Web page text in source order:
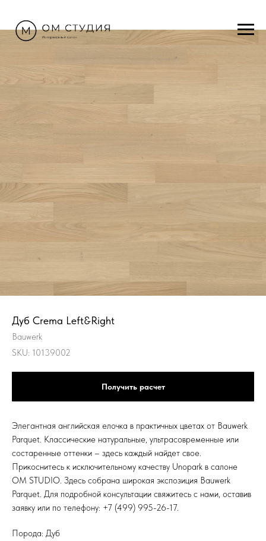
Дуб Crema Left&Right
Bauwerk
SKU: 10139002
Получить расчет
Элегантная английская елочка в практичных цветах от Bauwerk
Parquet. Классические натуральные, ультрасовременные или
состаренные оттенки – здесь каждый найдет свое.
Прикоснитесь к исключительному качеству Unopark в салоне
OM STUDIO. Здесь собрана широкая экспозиция Bauwerk
Parquet. Для подробной консультации свяжитесь с нами, оставив
заявку или по телефону: +7 (499) 995-26-17.
Порода: Дуб